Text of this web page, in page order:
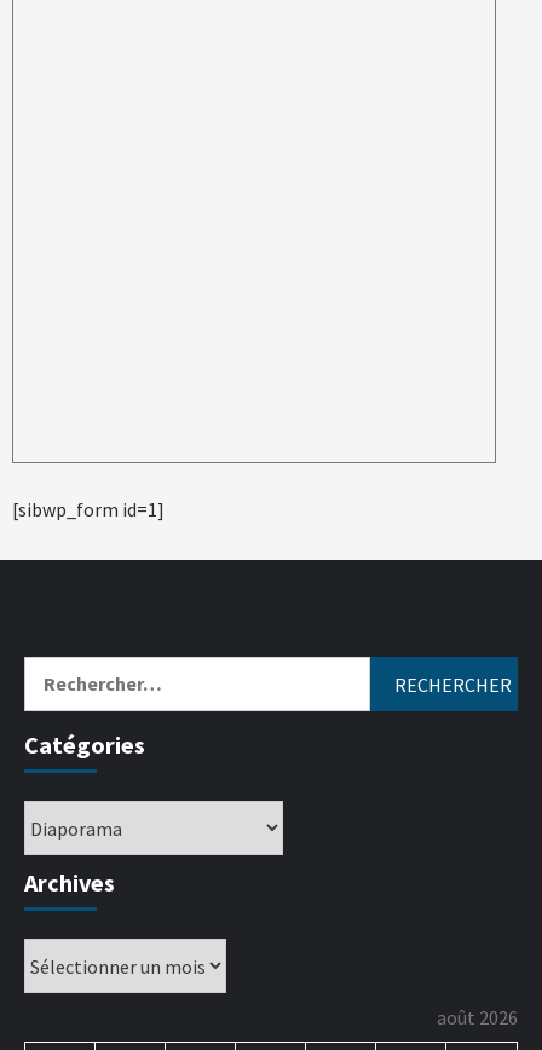
[sibwp_form id=1]
Catégories
Archives
août 2026